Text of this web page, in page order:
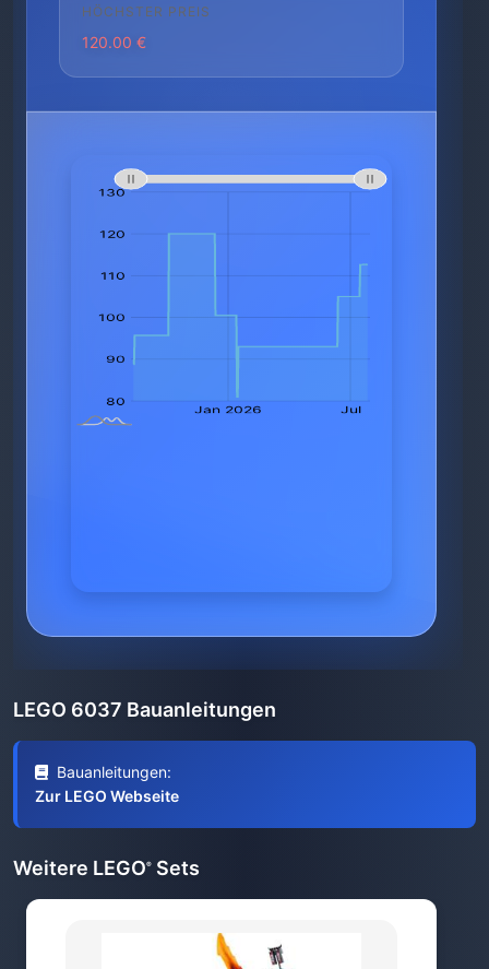
HÖCHSTER PREIS
120.00 €
LEGO 6037 Bauanleitungen
Bauanleitungen:
Zur LEGO Webseite
Weitere LEGO® Sets